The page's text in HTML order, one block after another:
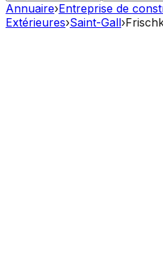
Annuaire›Entreprise de
Extérieures›Saint-Gall›